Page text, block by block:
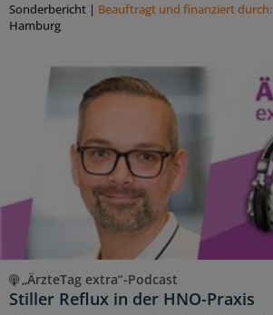
Sonderbericht | Beauftragt und ﬁnanziert durch:
Hamburg
„ÄrzteTag extra“-Podcast
Stiller Reflux in der HNO-Praxis